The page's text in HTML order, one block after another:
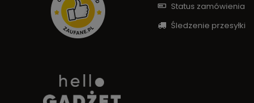
Status zamówienia
Śledzenie przesyłki